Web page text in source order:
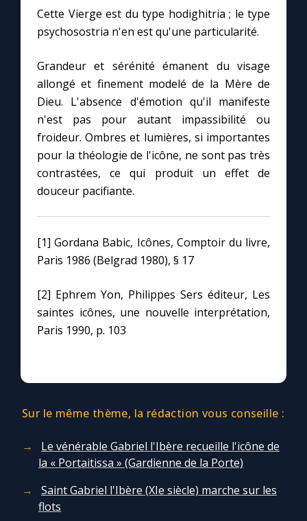
Marie de Nazareth
Cette Vierge est du type hodighitria ; le type
psychosostria n'en est qu'une particularité.
Grandeur et sérénité émanent du visage
allongé et finement modelé de la Mère de
Dieu. L'absence d'émotion qu'il manifeste
n'est pas pour autant impassibilité ou
froideur. Ombres et lumières, si importantes
pour la théologie de l'icône, ne sont pas très
contrastées, ce qui produit un effet de
douceur pacifiante.
[1] Gordana Babic, Icônes, Comptoir du livre,
Paris 1986 (Belgrad 1980), § 17
[2] Ephrem Yon, Philippes Sers éditeur, Les
saintes icônes, une nouvelle interprétation,
Paris 1990, p. 103
Sur le même thème, la rédaction vous conseille :
Le vénérable Gabriel l'Ibère recueille l'icône de
la « Portaitissa » (Gardienne de la Porte)
Saint Gabriel l'Ibère (XIe siècle) marche sur les
flots